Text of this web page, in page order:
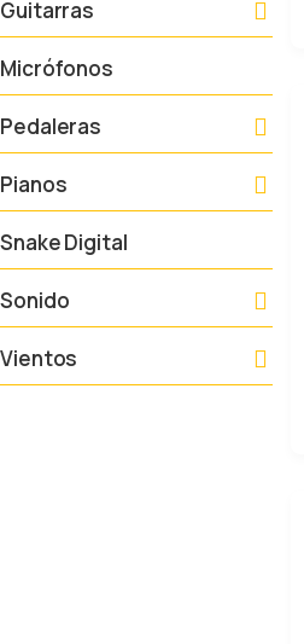
Guitarras
Micrófonos
Pedaleras
Pianos
Snake Digital
Sonido
Vientos